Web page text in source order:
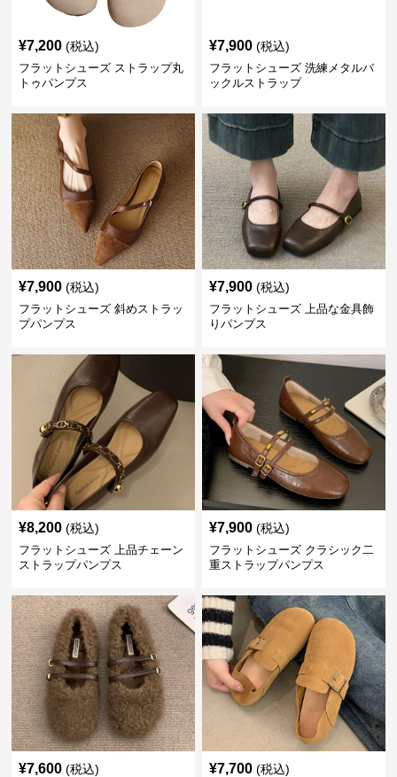
¥7,200 (税込)
フラットシューズ ストラップ丸
トゥパンプス
¥7,900 (税込)
フラットシューズ 洗練メタルバ
ックルストラップ
¥7,900 (税込)
フラットシューズ 斜めストラッ
プパンプス
¥7,900 (税込)
フラットシューズ 上品な金具飾
りパンプス
¥8,200 (税込)
フラットシューズ 上品チェーン
ストラップパンプス
¥7,900 (税込)
フラットシューズ クラシック二
重ストラップパンプス
¥7,600 (税込) ¥7,700 (税込)